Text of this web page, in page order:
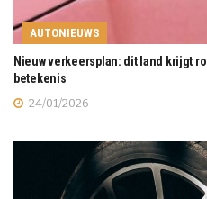
AUTONIEUWS
Nieuw verkeersplan: dit land krijgt
betekenis
24/01/2026